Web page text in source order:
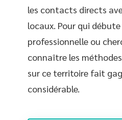
les contacts directs
locaux. Pour qui
professionnelle ou
connaître les
sur ce territoire fait
considérable.